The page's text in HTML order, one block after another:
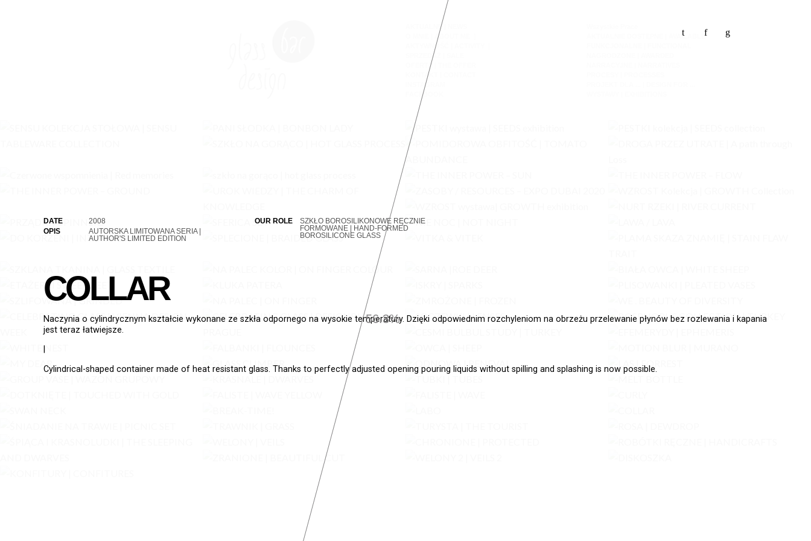
AKTUALNE | NEWS
O MNIE | ABOUT ME
AKTYWNOŚĆ | ACTIVITY
SPRZEDAŻ | SALE
OFERTA | THE OFFER
KONTAKT | CONTACT
INSTAGRAM
FACEBOOK
AKTUALNIE DOSTĘPNE | AVAILABLE
57.1%
t f g
DATE
2008
OPIS
AUTORSKA LIMITOWANA SERIA |
AUTHOR'S LIMITED EDITION
OUR ROLE
SZKŁO BOROSILIKONOWE RĘCZNIE
FORMOWANE | HAND-FORMED
BOROSILICONE GLASS
COLLAR
Naczynia o cylindrycznym kształcie wykonane ze szkła odpornego na wysokie temperatury. Dzięki odpowiednim rozchyleniom na obrzeżu przelewanie płynów bez rozlewania i kapania
jest teraz łatwiejsze.
Cylindrical-shaped container made of heat resistant glass. Thanks to perfectly adjusted opening pouring liquids without spilling and splashing is now possible.